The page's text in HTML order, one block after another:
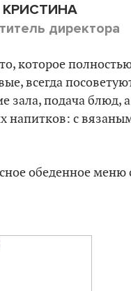
КРИСТИНА
директора
которое
всегда
зала, подача блюд,
напитков: с
обеденное